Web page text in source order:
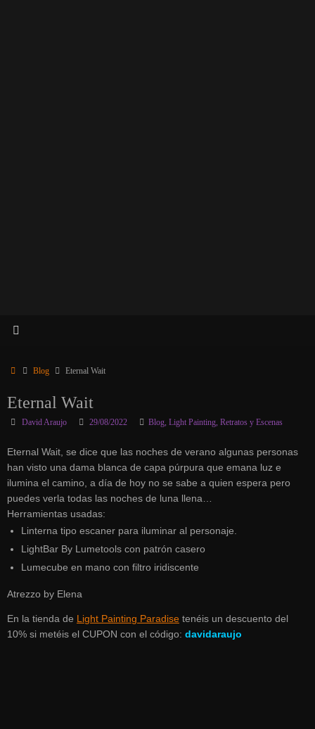
InicioBlog Eternal Wait
Eternal Wait
David Araujo 29/08/2022 Blog, Light Painting, Retratos y Escenas
Eternal Wait, se dice que las noches de verano algunas personas
han visto una dama blanca de capa púrpura que emana luz e
ilumina el camino, a día de hoy no se sabe a quien espera pero
puedes verla todas las noches de luna llena…
Herramientas usadas:
Linterna tipo escaner para iluminar al personaje.
LightBar By Lumetools con patrón casero
Lumecube en mano con filtro iridiscente
Atrezzo by Elena
En la tienda de Light Painting Paradise tenéis un descuento del
10% si metéis el CUPON con el código: davidaraujo